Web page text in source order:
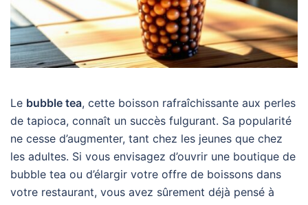
Le bubble tea, cette boisson rafraîchissante aux perles
de tapioca, connaît un succès fulgurant. Sa popularité
ne cesse d’augmenter, tant chez les jeunes que chez
les adultes. Si vous envisagez d’ouvrir une boutique de
bubble tea ou d’élargir votre offre de boissons dans
votre restaurant, vous avez sûrement déjà pensé à